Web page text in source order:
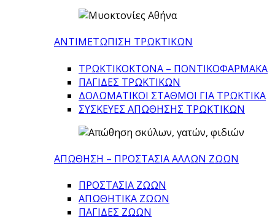
ΑΝΤΙΜΕΤΩΠΙΣΗ ΤΡΩΚΤΙΚΩΝ
ΤΡΩΚΤΙΚΟΚΤΟΝΑ – ΠΟΝΤΙΚΟΦΑΡΜΑΚA
ΠΑΓΙΔΕΣ ΤΡΩΚΤΙΚΩΝ
ΔΟΛΩΜΑΤΙΚΟΙ ΣΤΑΘΜΟΙ ΓΙΑ ΤΡΩΚΤΙΚΑ
ΣΥΣΚΕΥΕΣ ΑΠΩΘΗΣΗΣ ΤΡΩΚΤΙΚΩΝ
ΑΠΩΘΗΣΗ – ΠΡΟΣΤΑΣΙΑ ΑΛΛΩΝ ΖΩΩΝ
ΠΡΟΣΤΑΣΙΑ ΖΩΩΝ
ΑΠΩΘΗΤΙΚΑ ΖΩΩΝ
ΠΑΓΙΔΕΣ ΖΩΩΝ